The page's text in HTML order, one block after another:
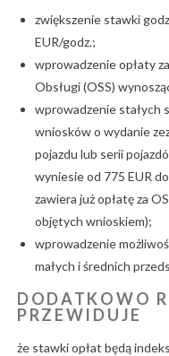
zwiększenie stawki
EUR/godz.;
wprowadzenie opłaty
Obsługi (OSS)
wprowadzenie stałych
wniosków o wydanie
pojazdu lub serii
wyniesie od 775 EUR
zawiera już opłatę za
objętych wnioskiem);
wprowadzenie
małych i średnich
DODATKOWO
PRZEWIDUJE
że stawki opłat będą